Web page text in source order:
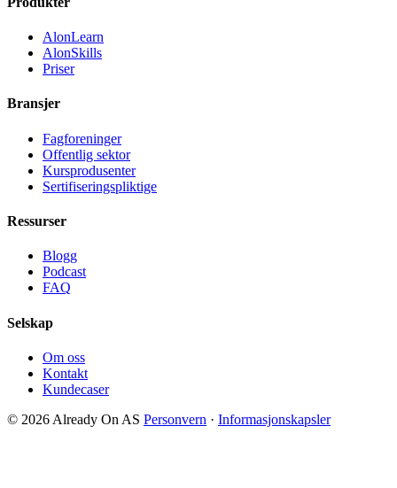
AlonLearn
AlonSkills
Priser
Bransjer
Fagforeninger
Offentlig sektor
Kursprodusenter
Sertifiseringspliktige
Ressurser
Blogg
Podcast
FAQ
Selskap
Om oss
Kontakt
Kundecaser
© 2026 Already On AS Personvern · Informasjonskapsler